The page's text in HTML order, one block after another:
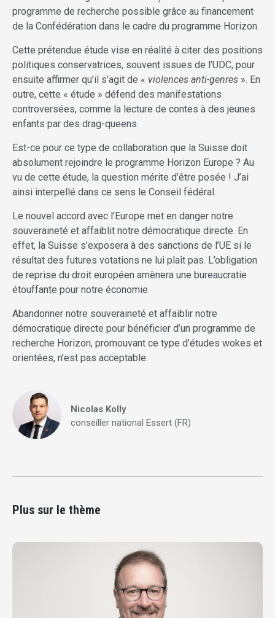
programme de recherche possible grâce au financement
de la Confédération dans le cadre du programme Horizon.
Cette prétendue étude vise en réalité à citer des positions
politiques conservatrices, souvent issues de l’UDC, pour
ensuite affirmer qu’il s’agit de « violences anti-genres ». En
outre, cette « étude » défend des manifestations
controversées, comme la lecture de contes à des jeunes
enfants par des drag-queens.
Est-ce pour ce type de collaboration que la Suisse doit
absolument rejoindre le programme Horizon Europe ? Au
vu de cette étude, la question mérite d’être posée ! J’ai
ainsi interpellé dans ce sens le Conseil fédéral.
Le nouvel accord avec l’Europe met en danger notre
souveraineté et affaiblit notre démocratique directe. En
effet, la Suisse s’exposera à des sanctions de l’UE si le
résultat des futures votations ne lui plaît pas. L’obligation
de reprise du droit européen amènera une bureaucratie
étouffante pour notre économie.
Abandonner notre souveraineté et affaiblir notre
démocratique directe pour bénéficier d’un programme de
recherche Horizon, promouvant ce type d’études wokes et
orientées, n’est pas acceptable.
Nicolas Kolly
conseiller national Essert (FR)
Plus sur le thème